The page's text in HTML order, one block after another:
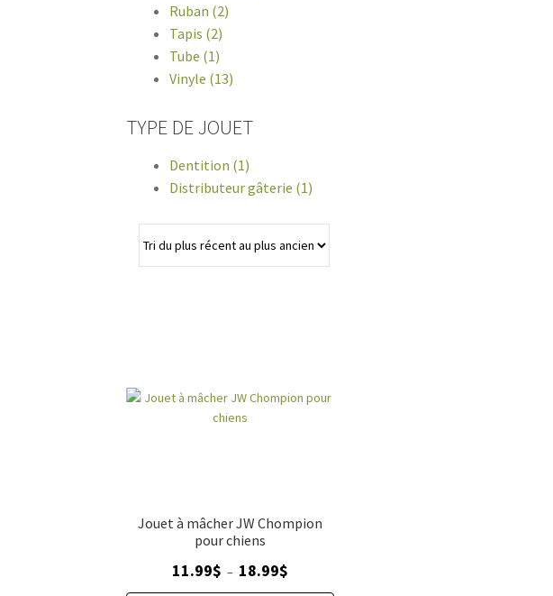
Ruban (2)
Tapis (2)
Tube (1)
Vinyle (13)
TYPE DE JOUET
Dentition (1)
Distributeur gâterie (1)
Jouet à mâcher JW Chompion
pour chiens
11.99$ – 18.99$